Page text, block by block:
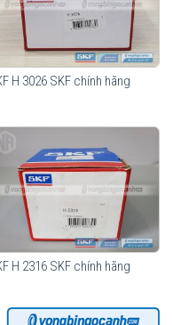
giản, gọn, chi phí thấp, an
nhau được điều khiển bởi
trục. Lực kẹp mạnh có thể
cao mà không gặp vấn
bi Ngọc Anh để đảm
H 3026 SKF chính hãng
H 2316 SKF chính hãng